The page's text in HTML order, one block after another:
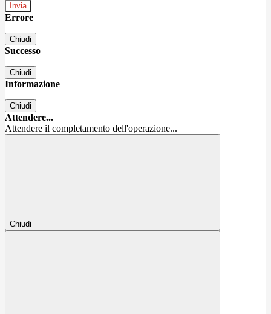
Errore
Chiudi
Successo
Chiudi
Informazione
Chiudi
Attendere...
Attendere il completamento dell'operazione...
Chiudi